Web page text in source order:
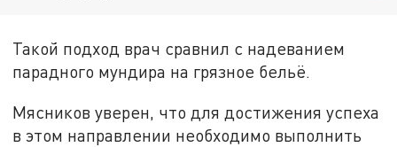
Такой подход врач сравнил с надеванием
парадного мундира на грязное бельё.
Мясников уверен, что для достижения успеха
в этом направлении необходимо выполнить